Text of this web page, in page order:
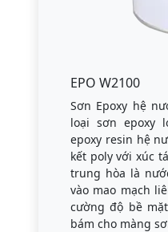
EPO W2100
Sơn Epoxy hệ
loại sơn epoxy
epoxy resin hệ
kết poly với xúc
trung hòa là
vào mao mạch
cường độ bề
bám cho màng